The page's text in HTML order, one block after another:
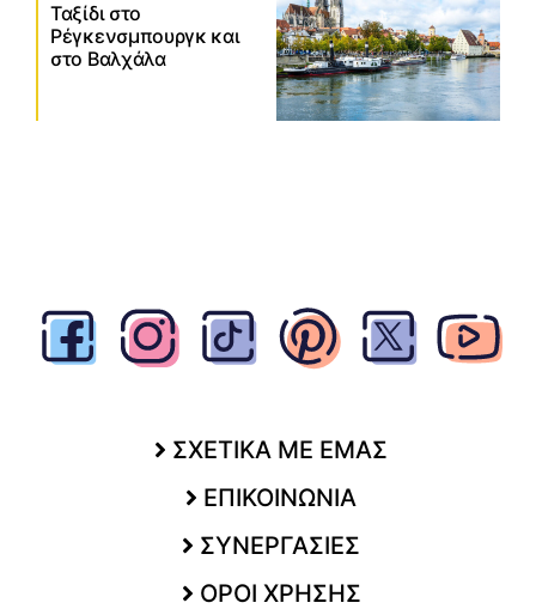
Ταξίδι στο
Ρέγκενσμπουργκ και
στο Βαλχάλα
ΣΧΕΤΙΚΑ ΜΕ ΕΜΑΣ
ΕΠΙΚΟΙΝΩΝΙΑ
ΣΥΝΕΡΓΑΣΙΕΣ
ΟΡΟΙ ΧΡΗΣΗΣ